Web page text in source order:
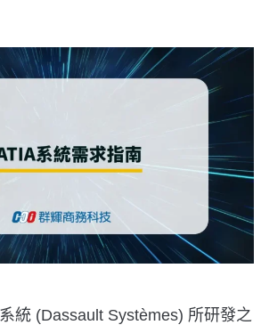
統 (Dassault Systèmes) 所研發之